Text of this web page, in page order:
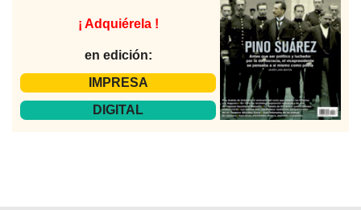
¡ Adquiérela !
en edición:
IMPRESA
DIGITAL